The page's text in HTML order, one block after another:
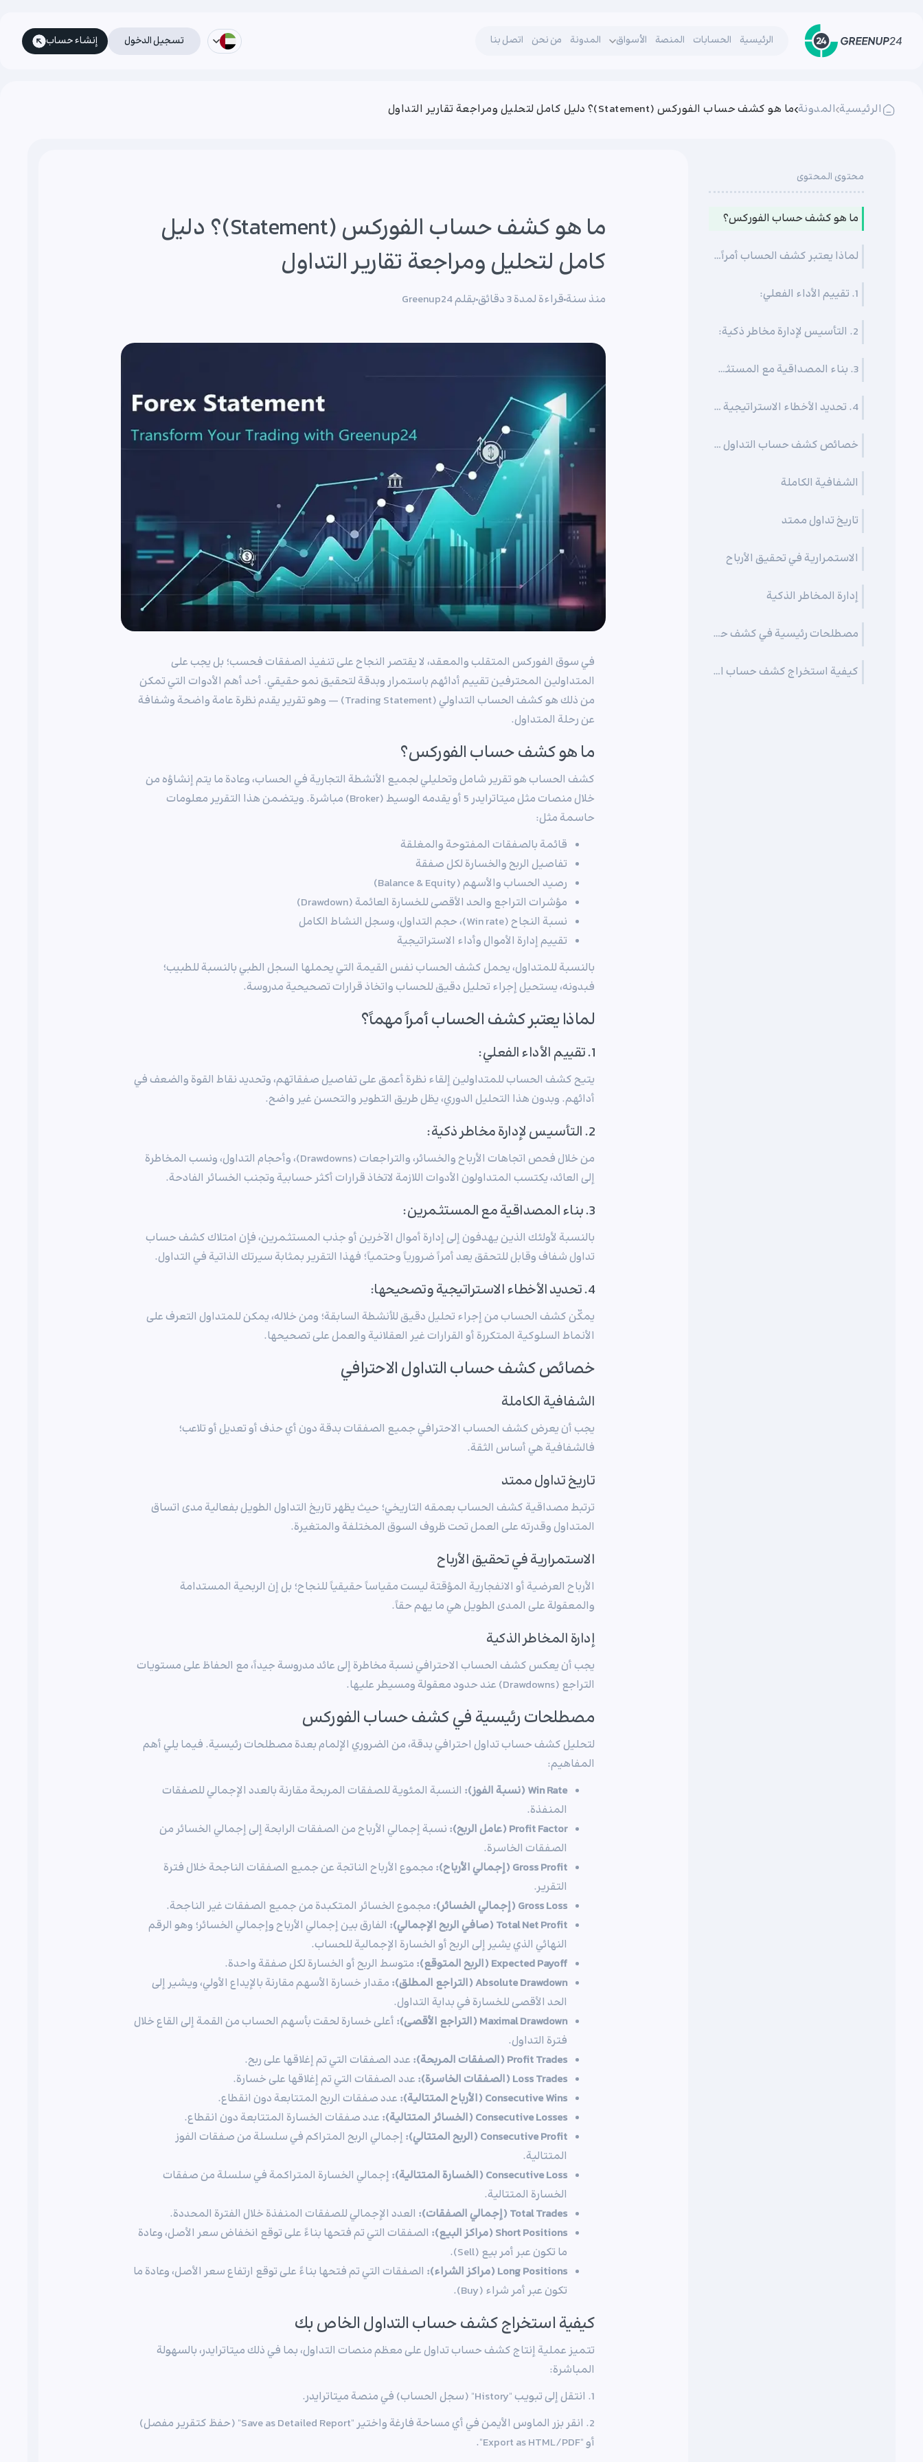
الرئيسية الحسابات المنصة الأسواق المدونة من نحن اتصل بنا تسجيل الدخول إنشاء حساب
الرئيسية المدونة ما هو كشف حساب الفوركس (Statement)؟ دليل كامل لتحليل ومراجعة تقارير التداول
محتوى المحتوى
ما هو كشف حساب الفوركس؟
لماذا يعتبر كشف الحساب أمراً مهماً؟
1. تقييم الأداء الفعلي:
2. التأسيس لإدارة مخاطر ذكية:
3. بناء المصداقية مع المستثمرين:
4. تحديد الأخطاء الاستراتيجية وتصحيحها:
خصائص كشف حساب التداول الاحترافي
الشفافية الكاملة
تاريخ تداول ممتد
الاستمرارية في تحقيق الأرباح
إدارة المخاطر الذكية
مصطلحات رئيسية في كشف حساب الفوركس
كيفية استخراج كشف حساب التداول الخاص بك
ما هو كشف حساب الفوركس (Statement)؟ دليل
كامل لتحليل ومراجعة تقارير التداول
منذ سنةقراءة لمدة 3 دقائق بقلم Greenup24
في سوق الفوركس المتقلب والمعقد، لا يقتصر النجاح على تنفيذ الصفقات فحسب؛ بل يجب على
المتداولين المحترفين تقييم أدائهم باستمرار وبدقة لتحقيق نمو حقيقي. أحد أهم الأدوات التي تمكن
من ذلك هو كشف الحساب التداولي (Trading Statement) — وهو تقرير يقدم نظرة عامة واضحة وشفافة
عن رحلة المتداول.
ما هو كشف حساب الفوركس؟
كشف الحساب هو تقرير شامل وتحليلي لجميع الأنشطة التجارية في الحساب، وعادة ما يتم إنشاؤه من
خلال منصات مثل ميتاترايدر 5 أو يقدمه الوسيط (Broker) مباشرة. ويتضمن هذا التقرير معلومات
حاسمة مثل:
قائمة بالصفقات المفتوحة والمغلقة
تفاصيل الربح والخسارة لكل صفقة
رصيد الحساب والأسهم (Balance & Equity)
مؤشرات التراجع والحد الأقصى للخسارة العائمة (Drawdown)
نسبة النجاح (Win rate)، حجم التداول، وسجل النشاط الكامل
تقييم إدارة الأموال وأداء الاستراتيجية
بالنسبة للمتداول، يحمل كشف الحساب نفس القيمة التي يحملها السجل الطبي بالنسبة للطبيب؛
فبدونه، يستحيل إجراء تحليل دقيق للحساب واتخاذ قرارات تصحيحية مدروسة.
لماذا يعتبر كشف الحساب أمراً مهماً؟
1. تقييم الأداء الفعلي:
يتيح كشف الحساب للمتداولين إلقاء نظرة أعمق على تفاصيل صفقاتهم، وتحديد نقاط القوة والضعف في
أدائهم. وبدون هذا التحليل الدوري، يظل طريق التطوير والتحسن غير واضح.
2. التأسيس لإدارة مخاطر ذكية:
من خلال فحص اتجاهات الأرباح والخسائر، والتراجعات (Drawdowns)، وأحجام التداول، ونسب المخاطرة
إلى العائد، يكتسب المتداولون الأدوات اللازمة لاتخاذ قرارات أكثر حسابية وتجنب الخسائر الفادحة.
3. بناء المصداقية مع المستثمرين:
بالنسبة لأولئك الذين يهدفون إلى إدارة أموال الآخرين أو جذب المستثمرين، فإن امتلاك كشف حساب
تداول شفاف وقابل للتحقق يعد أمراً ضرورياً وحتمياً؛ فهذا التقرير بمثابة سيرتك الذاتية في التداول.
4. تحديد الأخطاء الاستراتيجية وتصحيحها:
يمكّن كشف الحساب من إجراء تحليل دقيق للأنشطة السابقة؛ ومن خلاله، يمكن للمتداول التعرف على
الأنماط السلوكية المتكررة أو القرارات غير العقلانية والعمل على تصحيحها.
خصائص كشف حساب التداول الاحترافي
الشفافية الكاملة
يجب أن يعرض كشف الحساب الاحترافي جميع الصفقات بدقة دون أي حذف أو تعديل أو تلاعب؛
فالشفافية هي أساس الثقة.
تاريخ تداول ممتد
ترتبط مصداقية كشف الحساب بعمقه التاريخي؛ حيث يظهر تاريخ التداول الطويل بفعالية مدى اتساق
المتداول وقدرته على العمل تحت ظروف السوق المختلفة والمتغيرة.
الاستمرارية في تحقيق الأرباح
الأرباح العرضية أو الانفجارية المؤقتة ليست مقياساً حقيقياً للنجاح؛ بل إن الربحية المستدامة
والمعقولة على المدى الطويل هي ما يهم حقاً.
إدارة المخاطر الذكية
يجب أن يعكس كشف الحساب الاحترافي نسبة مخاطرة إلى عائد مدروسة جيداً، مع الحفاظ على مستويات
التراجع (Drawdowns) عند حدود معقولة ومسيطر عليها.
مصطلحات رئيسية في كشف حساب الفوركس
لتحليل كشف حساب تداول احترافي بدقة، من الضروري الإلمام بعدة مصطلحات رئيسية. فيما يلي أهم
المفاهيم:
Win Rate (نسبة الفوز):
النسبة المئوية للصفقات المربحة مقارنة بالعدد الإجمالي للصفقات
المنفذة.
Profit Factor (عامل الربح):
نسبة إجمالي الأرباح من الصفقات الرابحة إلى إجمالي الخسائر من
الصفقات الخاسرة.
Gross Profit (إجمالي الأرباح):
مجموع الأرباح الناتجة عن جميع الصفقات الناجحة خلال فترة
التقرير.
Gross Loss (إجمالي الخسائر):
مجموع الخسائر المتكبدة من جميع الصفقات غير الناجحة.
Total Net Profit (صافي الربح الإجمالي):
الفارق بين إجمالي الأرباح وإجمالي الخسائر؛ وهو الرقم
النهائي الذي يشير إلى الربح أو الخسارة الإجمالية للحساب.
Expected Payoff (الربح المتوقع):
متوسط الربح أو الخسارة لكل صفقة واحدة.
Absolute Drawdown (التراجع المطلق):
مقدار خسارة الأسهم مقارنة بالإيداع الأولي، ويشير إلى
الحد الأقصى للخسارة في بداية التداول.
Maximal Drawdown (التراجع الأقصى):
أعلى خسارة لحقت بأسهم الحساب من القمة إلى القاع خلال
فترة التداول.
Profit Trades (الصفقات المربحة):
عدد الصفقات التي تم إغلاقها على ربح.
Loss Trades (الصفقات الخاسرة):
عدد الصفقات التي تم إغلاقها على خسارة.
Consecutive Wins (الأرباح المتتالية):
عدد صفقات الربح المتتابعة دون انقطاع.
Consecutive Losses (الخسائر المتتالية):
عدد صفقات الخسارة المتتابعة دون انقطاع.
Consecutive Profit (الربح المتتالي):
إجمالي الربح المتراكم في سلسلة من صفقات الفوز
المتتالية.
Consecutive Loss (الخسارة المتتالية):
إجمالي الخسارة المتراكمة في سلسلة من صفقات
الخسارة المتتالية.
Total Trades (إجمالي الصفقات):
العدد الإجمالي للصفقات المنفذة خلال الفترة المحددة.
Short Positions (مراكز البيع):
الصفقات التي تم فتحها بناءً على توقع انخفاض سعر الأصل، وعادة
ما تكون عبر أمر بيع (Sell).
Long Positions (مراكز الشراء):
الصفقات التي تم فتحها بناءً على توقع ارتفاع سعر الأصل، وعادة ما
تكون عبر أمر شراء (Buy).
كيفية استخراج كشف حساب التداول الخاص بك
تتميز عملية إنتاج كشف حساب تداول على معظم منصات التداول، بما في ذلك ميتاترايدر، بالسهولة
المباشرة:
1. انتقل إلى تبويب "History" (سجل الحساب) في منصة ميتاترايدر.
2. انقر بزر الماوس الأيمن في أي مساحة فارغة واختير "Save as Detailed Report" (حفظ كتقرير مفصل)
أو "Export as HTML/PDF".